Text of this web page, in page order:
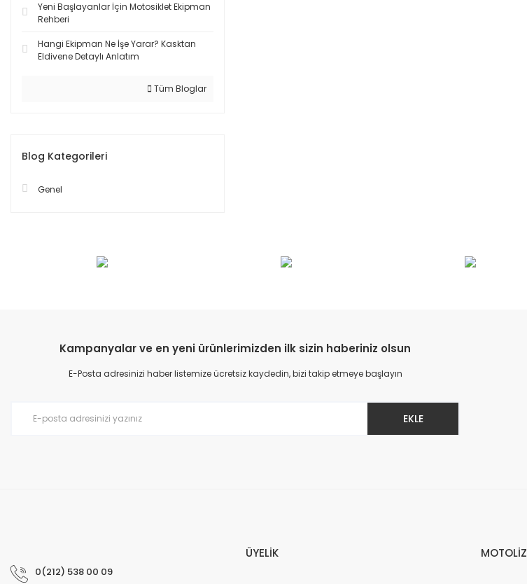
Yeni Başlayanlar İçin Motosiklet Ekipman
Rehberi
Hangi Ekipman Ne İşe Yarar? Kasktan
Eldivene Detaylı Anlatım
Tüm Bloglar
Blog Kategorileri
Genel
Kampanyalar ve en yeni ürünlerimizden ilk sizin haberiniz olsun
E-Posta adresinizi haber listemize ücretsiz kaydedin, bizi takip etmeye başlayın
EKLE
0(212) 538 00 09
ÜYELİK MOTOLİZ